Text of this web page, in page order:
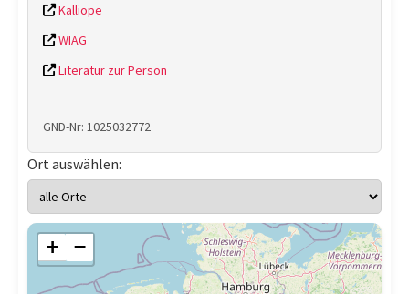
Kalliope
WIAG
Literatur zur Person
GND-Nr: 1025032772
Ort auswählen:
+ −